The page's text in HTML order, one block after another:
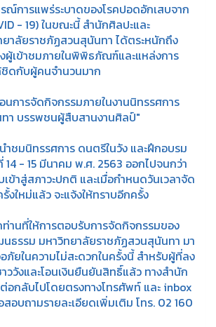
ณ์การแพร่ระบาดของโรคปอดอักเสบจาก
- 19) ในขณะนี้ สำนักศิลปะและ
าลัยราชภัฏสวนสุนันทา ได้ตระหนักถึง
เข้าชมภายในพิพิธภัณฑ์และแหล่งการ
ชิดกับผู้คนจำนวนมาก
นการจัดกิจกรรมภายในงานนิทรรศการ
า บรรพชนผู้สืบสานงานศิลป์"
ำชมนิทรรศการ ดนตรีในวัง และฝึกอบรม
14 - 15 มีนาคม พ.ศ. 2563 ออกไปจนกว่า
ข้าสู่สภาวะปกติ และเมื่อกำหนดวันเวลาจัด
งใหม่แล้ว จะแจ้งให้ทราบอีกครั้ง
านที่ให้การตอบรับการจัดกิจกรรมของ
ธรรม มหาวิทยาลัยราชภัฏสวนสุนันทา มา
ยในความไม่สะดวกในครั้งนี้ สำหรับผู้ที่ลง
ววังและโอนเงินยืนยันสิทธิ์แล้ว ทางสำนัก
อกลับไปโดยตรงทางโทรศัพท์ และ inbox
อบถามรายละเอียดเพิ่มเติม โทร. 02 160